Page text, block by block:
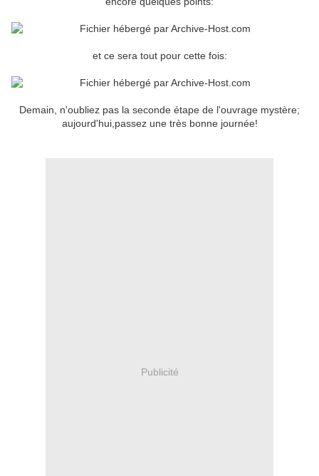
et ce sera tout pour cette fois:
Demain, n'oubliez pas la seconde étape de l'ouvrage mystère;
aujourd'hui,passez une très bonne journée!
Publicité